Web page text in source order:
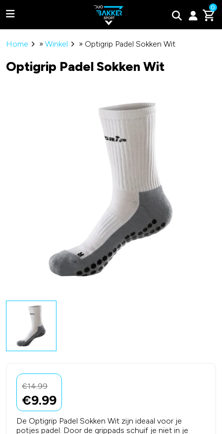
0
Home » Winkel » Optigrip Padel Sokken Wit
Optigrip Padel Sokken Wit
€14.99
€9.99
De Optigrip Padel Sokken Wit zijn ideaal voor je
potjes padel. Door de grippads schuif je niet in je